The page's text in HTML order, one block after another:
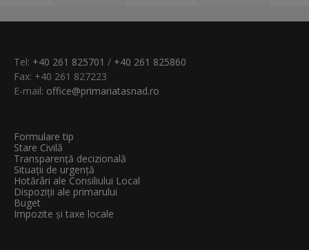
Tel: +40 261 825701 / +40 261 825860
Fax: +40 261 827223
E-mail: office@primariatasnad.ro
Formulare tip
Stare Civilă
Transparenţă decizională
Situații de urgență
Hotărâri ale Consiliului Local
Dispoziții ale primarului
Buget
Impozite și taxe locale